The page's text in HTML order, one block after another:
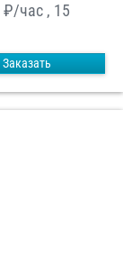
₽/час , 15
Заказать